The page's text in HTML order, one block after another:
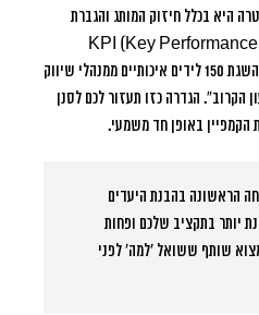
היא בכלל חיזוק המותג והגברת
המודעות בשוק חדש? הגדירו יעדי KPI (Key Performance
Indicators) מדויקים. לדוגמה, “השגת 150 לידים איכותיים ממנהלי שיווק
הקרוב”. הגדרה כזו תעזור לכם לסנן
הקמפיין באופן חד משמעי.
הראשונה בהבנת היעדים
יותר בתקציב שלכם ופחות
שותף ששואל ‘למה’ לפני